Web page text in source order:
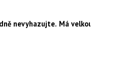
nevyhazujte. Má velkou hodnotu,